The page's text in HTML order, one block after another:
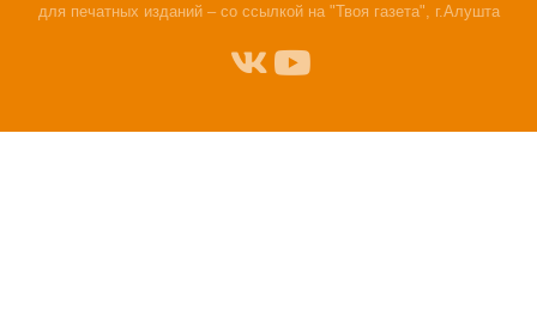
для печатных изданий – со ссылкой на "Твоя газета", г.Алушта